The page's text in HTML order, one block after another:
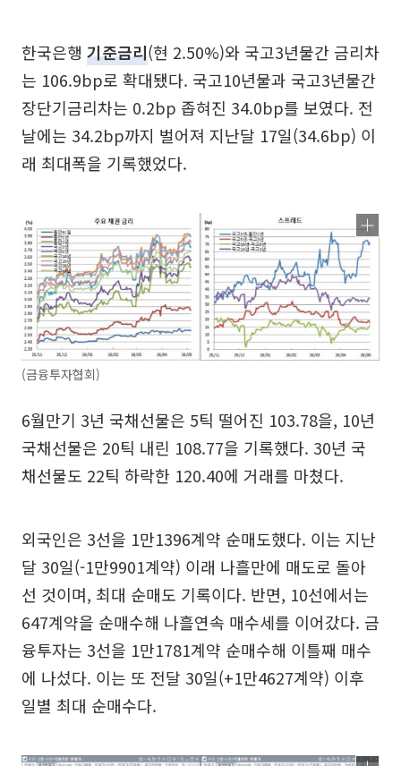
한국은행 기준금리(현 2.50%)와 국고3년물간 금리차
는 106.9bp로 확대됐다. 국고10년물과 국고3년물간
장단기금리차는 0.2bp 좁혀진 34.0bp를 보였다. 전
날에는 34.2bp까지 벌어져 지난달 17일(34.6bp) 이
래 최대폭을 기록했었다.
(금융투자협회)
6월만기 3년 국채선물은 5틱 떨어진 103.78을, 10년
국채선물은 20틱 내린 108.77을 기록했다. 30년 국
채선물도 22틱 하락한 120.40에 거래를 마쳤다.
외국인은 3선을 1만1396계약 순매도했다. 이는 지난
달 30일(-1만9901계약) 이래 나흘만에 매도로 돌아
선 것이며, 최대 순매도 기록이다. 반면, 10선에서는
647계약을 순매수해 나흘연속 매수세를 이어갔다. 금
융투자는 3선을 1만1781계약 순매수해 이틀째 매수
에 나섰다. 이는 또 전달 30일(+1만4627계약) 이후
일별 최대 순매수다.